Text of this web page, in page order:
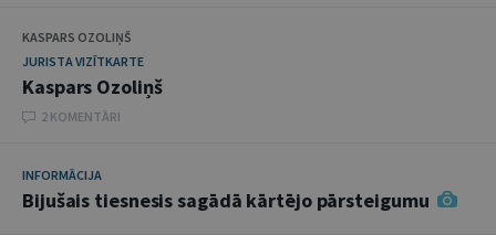
KASPARS OZOLIŅŠ
JURISTA VIZĪTKARTE
Kaspars Ozoliņš
2 KOMENTĀRI
INFORMĀCIJA
Bijušais tiesnesis sagādā kārtējo pārsteigumu